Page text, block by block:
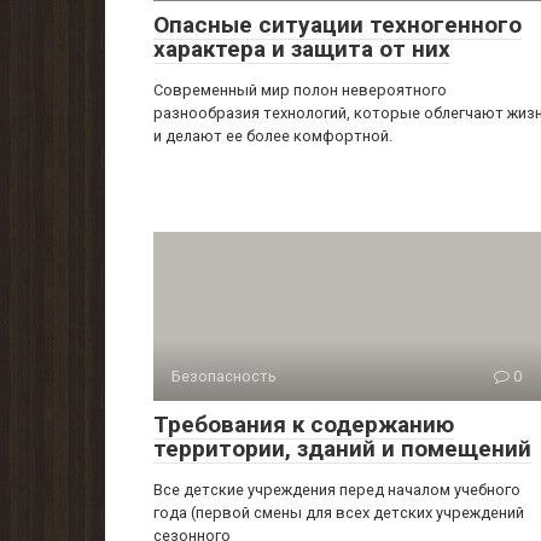
Опасные ситуации техногенного
характера и защита от них
Современный мир полон невероятного
разнообразия технологий, которые облегчают
и делают ее более комфортной.
Безопасность 0
Требования к содержанию
территории, зданий и помещений
Все детские учреждения перед началом учебного
года (первой смены для всех дет­ских учреждений
сезонного